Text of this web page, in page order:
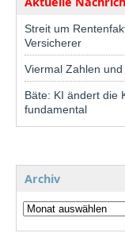
Streit um
Versicherer
Viermal Zahlen
Bäte: KI ändert die
fundamental
Archiv